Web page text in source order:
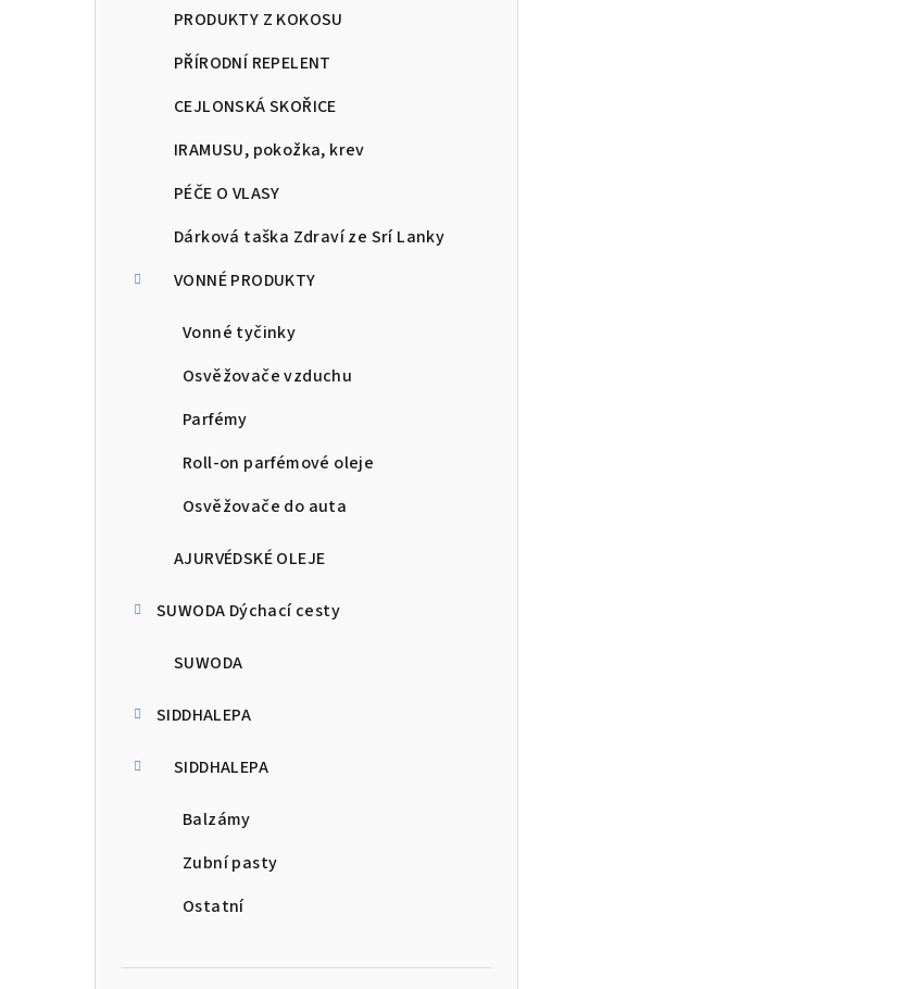
PRODUKTY Z KOKOSU
PŘÍRODNÍ REPELENT
CEJLONSKÁ SKOŘICE
IRAMUSU, pokožka, krev
PÉČE O VLASY
Dárková taška Zdraví ze Srí Lanky
VONNÉ PRODUKTY
Vonné tyčinky
Osvěžovače vzduchu
Parfémy
Roll-on parfémové oleje
Osvěžovače do auta
AJURVÉDSKÉ OLEJE
SUWODA Dýchací cesty
SUWODA
SIDDHALEPA
SIDDHALEPA
Balzámy
Zubní pasty
Ostatní